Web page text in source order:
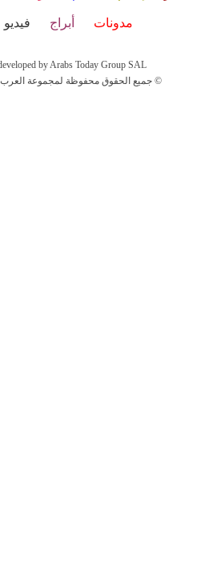
مدونات أبراج فيديو
by Arabs Today Group SAL
جميع الحقوق محفوظة لمجموعة العرب اليوم الاعلامية 2025 ©